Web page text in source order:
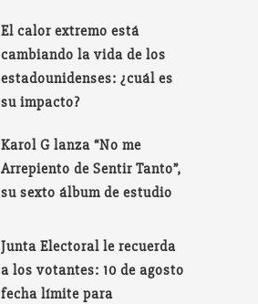
El calor extremo está
cambiando la vida de los
estadounidenses: ¿cuál es
su impacto?
Karol G lanza “No me
Arrepiento de Sentir Tanto”,
su sexto álbum de estudio
Junta Electoral le recuerda
a los votantes: 10 de agosto
fecha límite para